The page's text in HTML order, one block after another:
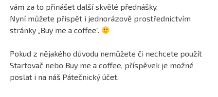
vám za to přinášet další skvělé přednášky.
Nyní můžete přispět i jednorázově prostřednictvím
stránky „Buy me a coffee“.
Pokud z nějakého důvodu nemůžete či nechcete použít
Startovač nebo Buy me a coffee, příspěvek je možné
poslat i na náš Pátečnický účet.